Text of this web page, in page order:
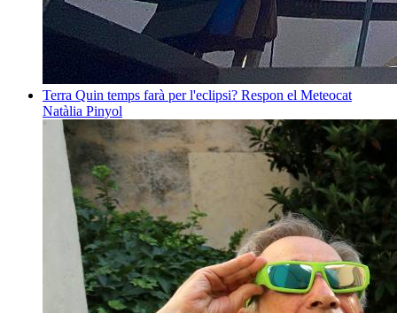
Terra Quin temps farà per l'eclipsi? Respon el Meteocat
Natàlia Pinyol